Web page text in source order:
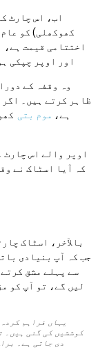
اب، اس چارٹ
کھوکھلی) کو
اختتامی قیمت ہے،
اور اوپر چپکی
وہ وقفہ کے
ظاہر کرتے ہیں۔
ہے، موم بتی
اوپر والے اس
کہ آیا اسٹاک نے
بالآخر، اسٹاک
جب کہ آپ بنیادی
سے پہلے مشق
لیں گے، تو آپ کو
یہاں فراہم
کوششیں کی گئی ہیں۔
دی جاتی ہے۔